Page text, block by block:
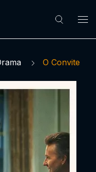
O Convite